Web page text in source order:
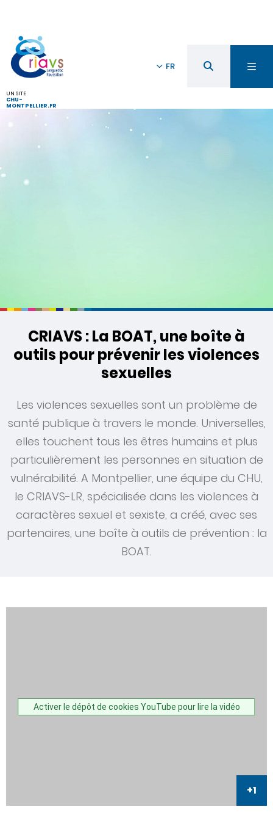
UN SITE
CHU-
MONTPELLIER.FR
FR
CRIAVS : La BOAT, une boîte à
outils pour prévenir les violences
sexuelles
Les violences sexuelles sont un problème de
santé publique à travers le monde. Universelles,
elles touchent tous les êtres humains et plus
particulièrement les personnes en situation de
vulnérabilité. A Montpellier, une équipe du CHU,
le CRIAVS-LR, spécialisée dans les violences à
caractères sexuel et sexiste, a créé, avec ses
partenaires, une boîte à outils de prévention : la
BOAT.
Activer le dépôt de cookies YouTube pour lire la vidéo